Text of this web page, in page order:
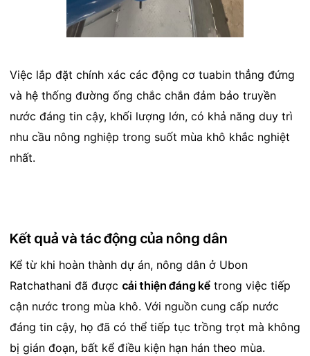
Việc lắp đặt chính xác các động cơ tuabin thẳng đứng
và hệ thống đường ống chắc chắn đảm bảo truyền
nước đáng tin cậy, khối lượng lớn, có khả năng duy trì
nhu cầu nông nghiệp trong suốt mùa khô khắc nghiệt
nhất.
Kết quả và tác động của nông dân
Kể từ khi hoàn thành dự án, nông dân ở Ubon
Ratchathani đã được cải thiện đáng kểtrong việc tiếp
cận nước trong mùa khô. Với nguồn cung cấp nước
đáng tin cậy, họ đã có thể tiếp tục trồng trọt mà không
bị gián đoạn, bất kể điều kiện hạn hán theo mùa.